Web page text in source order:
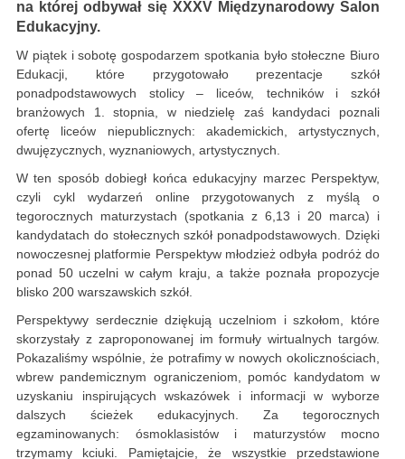
na której odbywał się XXXV Międzynarodowy Salon
Edukacyjny.
W piątek i sobotę gospodarzem spotkania było stołeczne Biuro
Edukacji, które przygotowało prezentacje szkół
ponadpodstawowych stolicy – liceów, techników i szkół
branżowych 1. stopnia, w niedzielę zaś kandydaci poznali
ofertę liceów niepublicznych: akademickich, artystycznych,
dwujęzycznych, wyznaniowych, artystycznych.
W ten sposób dobiegł końca edukacyjny marzec Perspektyw,
czyli cykl wydarzeń online przygotowanych z myślą o
tegorocznych maturzystach (spotkania z 6,13 i 20 marca) i
kandydatach do stołecznych szkół ponadpodstawowych. Dzięki
nowoczesnej platformie Perspektyw młodzież odbyła podróż do
ponad 50 uczelni w całym kraju, a także poznała propozycje
blisko 200 warszawskich szkół.
Perspektywy serdecznie dziękują uczelniom i szkołom, które
skorzystały z zaproponowanej im formuły wirtualnych targów.
Pokazaliśmy wspólnie, że potrafimy w nowych okolicznościach,
wbrew pandemicznym ograniczeniom, pomóc kandydatom w
uzyskaniu inspirujących wskazówek i informacji w wyborze
dalszych ścieżek edukacyjnych. Za tegorocznych
egzaminowanych: ósmoklasistów i maturzystów mocno
trzymamy kciuki. Pamiętajcie, że wszystkie przedstawione